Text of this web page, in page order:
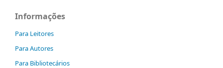
Informações
Para Leitores
Para Autores
Para Bibliotecários